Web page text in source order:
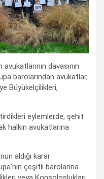
davasının
barolarından avukatlar,
Büyükelçilikleri,
eylemlerde, şehit
halkın avukatlarına
aldığı karar
çeşitli barolarına